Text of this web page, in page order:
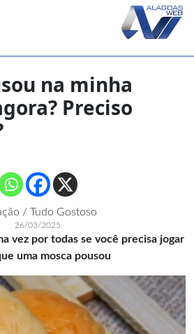
na minha
Preciso
/ Tudo Gostoso
26/03/2025
vez por todas se você precisa jogar
uma mosca pousou